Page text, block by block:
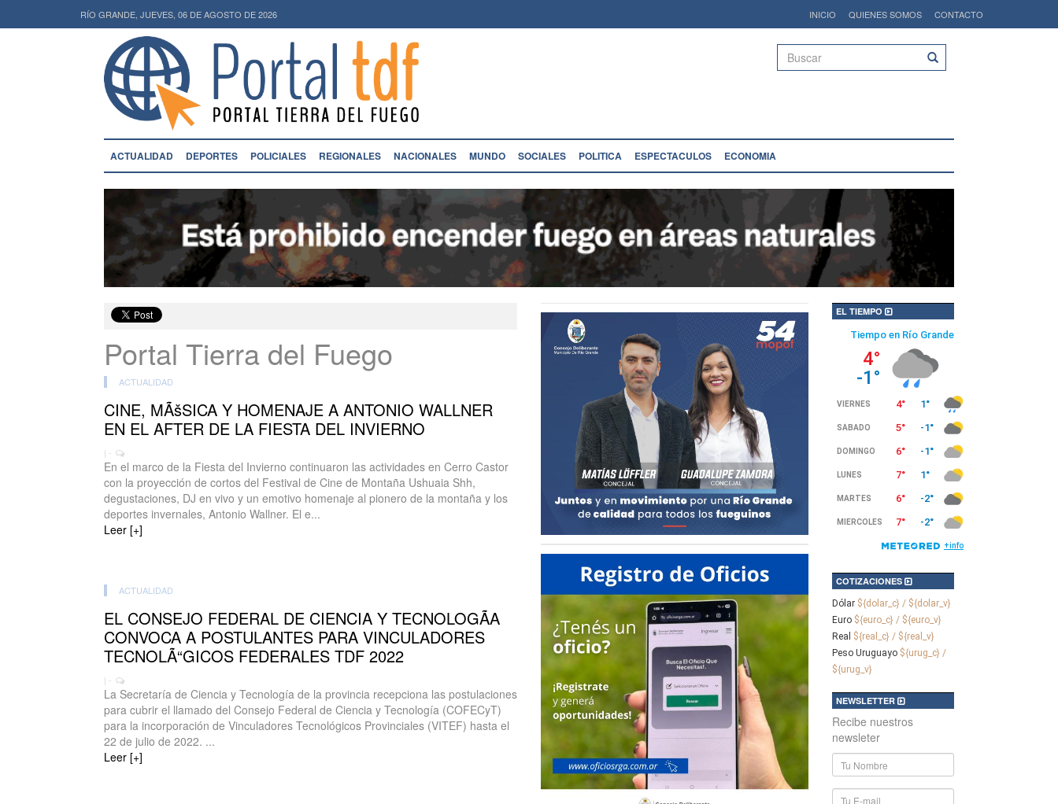
RÍO GRANDE, JUEVES, 06 DE AGOSTO DE 2026 INICIO QUIENES SOMOS CONTACTO
Buscar
ACTUALIDAD DEPORTES POLICIALES REGIONALES NACIONALES MUNDO SOCIALES POLITICA ESPECTACULOS ECONOMIA
Portal Tierra del Fuego
ACTUALIDAD
CINE, MÃšSICA Y HOMENAJE A ANTONIO WALLNER
EN EL AFTER DE LA FIESTA DEL INVIERNO
| -
En el marco de la Fiesta del Invierno continuaron las actividades en Cerro Castor
con la proyección de cortos del Festival de Cine de Montaña Ushuaia Shh,
degustaciones, DJ en vivo y un emotivo homenaje al pionero de la montaña y los
deportes invernales, Antonio Wallner. El e...
Leer [+]
ACTUALIDAD
EL CONSEJO FEDERAL DE CIENCIA Y TECNOLOGÃA
CONVOCA A POSTULANTES PARA VINCULADORES
TECNOLÃ“GICOS FEDERALES TDF 2022
| -
La Secretaría de Ciencia y Tecnología de la provincia recepciona las postulaciones
para cubrir el llamado del Consejo Federal de Ciencia y Tecnología (COFECyT)
para la incorporación de Vinculadores Tecnológicos Provinciales (VITEF) hasta el
22 de julio de 2022. ...
Leer [+]
EL TIEMPO
COTIZACIONES
Dólar ${dolar_c} / ${dolar_v}
Euro ${euro_c} / ${euro_v}
Real ${real_c} / ${real_v}
Peso Uruguayo ${urug_c} /
${urug_v}
NEWSLETTER
Recibe nuestros
newsleter
Nombre
y
Apellido
E-